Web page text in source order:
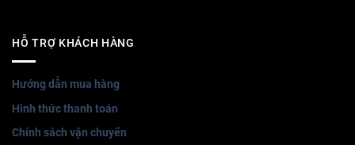
HỖ TRỢ KHÁCH HÀNG
Hướng dẫn mua hàng
Hình thức thanh toán
Chính sách vận chuyển